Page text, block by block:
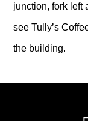
junction, fork left
see Tully’s
the building.